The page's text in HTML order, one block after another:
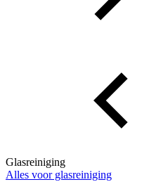
Glasreiniging
Alles voor glasreiniging